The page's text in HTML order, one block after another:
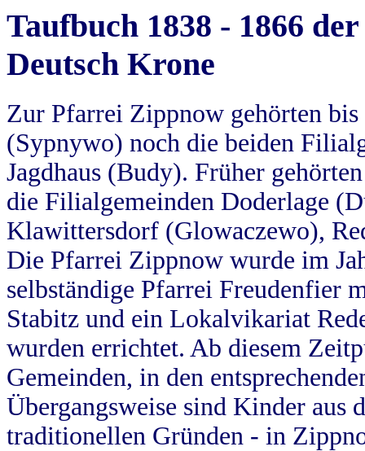
Taufbuch 1838 - 1866
Deutsch Krone
Zur Pfarrei Zippnow gehörten
(Sypnywo) noch die beiden
Jagdhaus (Budy). Früher
die Filialgemeinden Doderlage
Klawittersdorf (Glowaczewo),
Die Pfarrei Zippnow wurde im
selbständige Pfarrei Freudenfier
Stabitz und ein Lokalvikariat
wurden errichtet. Ab diesem
Gemeinden, in den
Übergangsweise sind Kinder aus
traditionellen Gründen - in